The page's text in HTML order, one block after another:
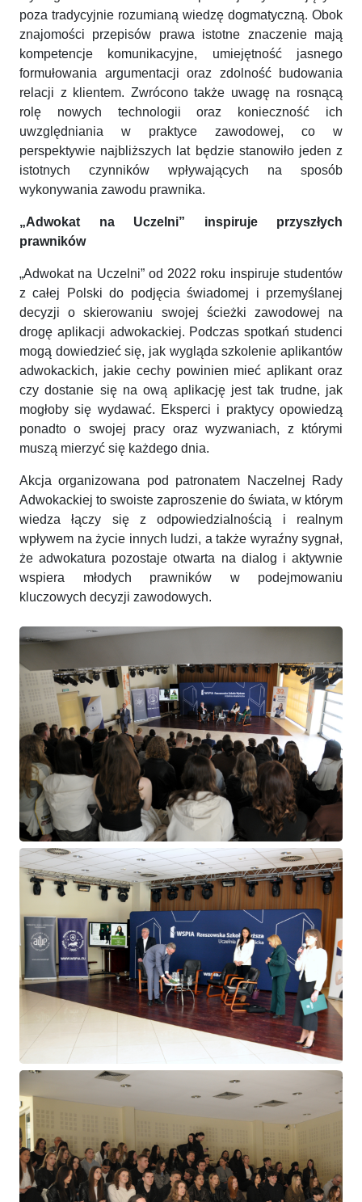
poza tradycyjnie rozumianą wiedzę dogmatyczną. Obok
znajomości przepisów prawa istotne znaczenie mają
kompetencje komunikacyjne, umiejętność jasnego
formułowania argumentacji oraz zdolność budowania
relacji z klientem. Zwrócono także uwagę na rosnącą
rolę nowych technologii oraz konieczność ich
uwzględniania w praktyce zawodowej, co w
perspektywie najbliższych lat będzie stanowiło jeden z
istotnych czynników wpływających na sposób
wykonywania zawodu prawnika.
„Adwokat na Uczelni” inspiruje przyszłych
prawników
„Adwokat na Uczelni” od 2022 roku inspiruje studentów
z całej Polski do podjęcia świadomej i przemyślanej
decyzji o skierowaniu swojej ścieżki zawodowej na
drogę aplikacji adwokackiej. Podczas spotkań studenci
mogą dowiedzieć się, jak wygląda szkolenie aplikantów
adwokackich, jakie cechy powinien mieć aplikant oraz
czy dostanie się na ową aplikację jest tak trudne, jak
mogłoby się wydawać. Eksperci i praktycy opowiedzą
ponadto o swojej pracy oraz wyzwaniach, z którymi
muszą mierzyć się każdego dnia.
Akcja organizowana pod patronatem Naczelnej Rady
Adwokackiej to swoiste zaproszenie do świata, w którym
wiedza łączy się z odpowiedzialnością i realnym
wpływem na życie innych ludzi, a także wyraźny sygnał,
że adwokatura pozostaje otwarta na dialog i aktywnie
wspiera młodych prawników w podejmowaniu
kluczowych decyzji zawodowych.